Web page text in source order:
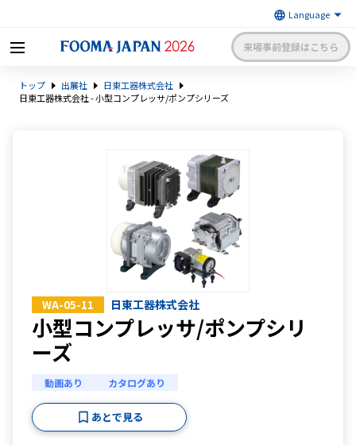
来場事前登録はこちら
級の食品製造総合展〜 | 一般社
団法人 日本食品機械工業会主催
English 簡体中文
トップ 出展社
日東工器株式会社
日東工器株式会社 - 小型コンプレッサ/ポンプシリーズ
WA-05-11 日東工器株式会社
小型コンプレッサ/ポンプシリ
ーズ
動画あり カタログあり
あとで見る